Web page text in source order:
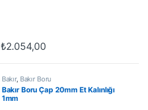
₺2.054,00
Bakır, Bakır Boru
Bakır Boru Çap 20mm Et Kalınlığı
1mm